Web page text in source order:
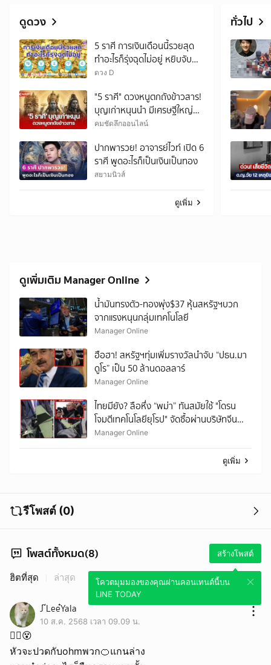
ดูดวง
5 ราศี การเงินเดือนนี้รวยสุด
ทำอะไรก็รุ่งฉุดไม่อยู่ หยิบจับ
อะไรก็เป็นเงินเป็นทอง
ดวง D
"5 ราศี" ดวงหนูตกถังข้าวสาร!
บุญเก่าหนุนนำ มีเศรษฐีใหญ่ค้ำ
ดวง
คมชัดลึกออนไลน์
ปากพารวย! อาจารย์ไวท์ เปิด 6
ราศี พูดอะไรก็เป็นเงินเป็นทอง
สยามนิวส์
ดูเพิ่ม
ทั่วไป
ดูเพิ่มเติม Manager Online
น้ำมันทรงตัว-ทองพุ่ง$37 หุ้นสหรัฐฯบวก
จากแรงหนุนกลุ่มเทคโนโลยี
Manager Online
ฮือฮา! สหรัฐฯทุ่มเพิ่มรางวัลนำจับ “ปธน.มา
ดูโร” เป็น 50 ล้านดอลลาร์
Manager Online
ไทยมียัง? ลือหึ่ง “พม่า” ทันสมัยใช้ "โดรน
โจมตีเทคโนโลยียุโรป" จัดซื้อผ่านบริษัทจีน
ส่วนบอดีการ์ดปูตินหิ้ว “ระบบต่อต้านโดรน”
Manager Online
ดูเพิ่ม
รีโพสต์ (0)
โพสต์ทั้งหมด(8) สร้างโพสต์
โควตมุมมองของคุณผ่านคอนเทนต์นี้บน
LINE TODAY
ฮิตที่สุด ล่าสุด
J ๊Lee๋Yala
10 ส.ค. 2568 เวลา 09.09 น.
😵‍💫😵
หัวจะปวดกับohmพวก🍊แกนล่าง